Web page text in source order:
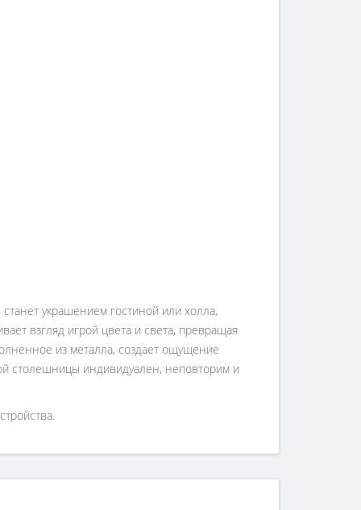
украшением гостиной или холла,
взгляд игрой цвета и света, превращая
из металла, создает ощущение
столешницы индивидуален, неповторим и